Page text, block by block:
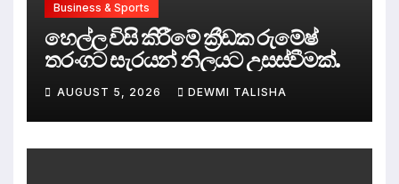
Business & Sports
හෙල්ල විසි කිරීමේ ක්‍රීඩක රුමේෂ්
තරංගට සැරයන් නිලයට උසස්වීමක්.
AUGUST 5, 2026 DEWMI TALISHA